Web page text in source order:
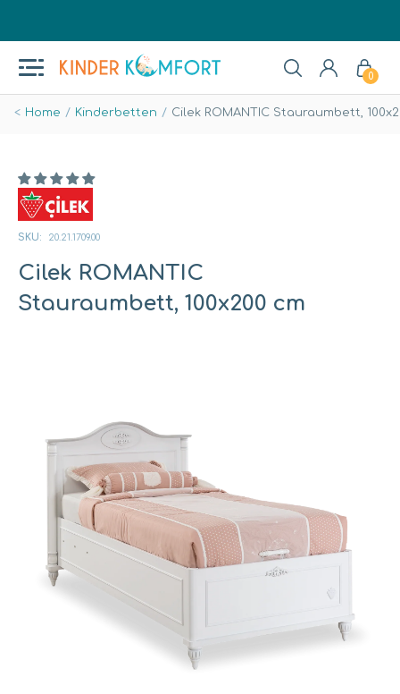
0
Home Kinderbetten Cilek ROMANTIC Stauraumbett,
Cilek ROMANTIC
Stauraumbett, 100x200 cm
SKU: 20.21.1709.00